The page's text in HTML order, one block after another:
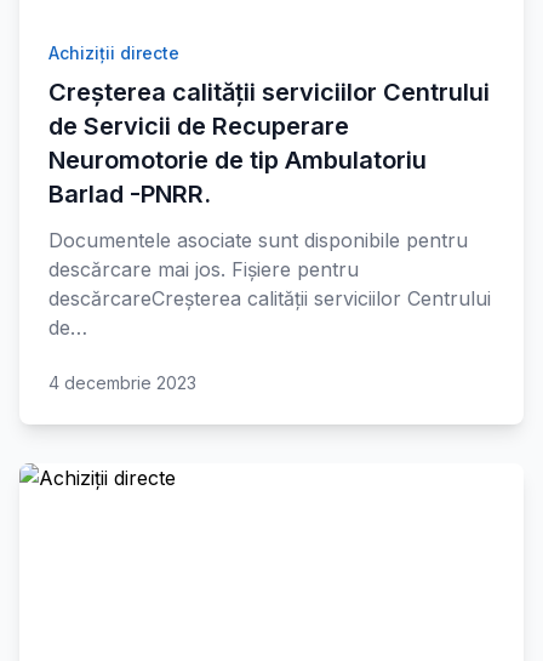
Achiziții directe
Creșterea calității serviciilor Centrului
de Servicii de Recuperare
Neuromotorie de tip Ambulatoriu
Barlad -PNRR.
Documentele asociate sunt disponibile pentru
descărcare mai jos. Fișiere pentru
descărcareCreșterea calității serviciilor Centrului
de…
4 decembrie 2023